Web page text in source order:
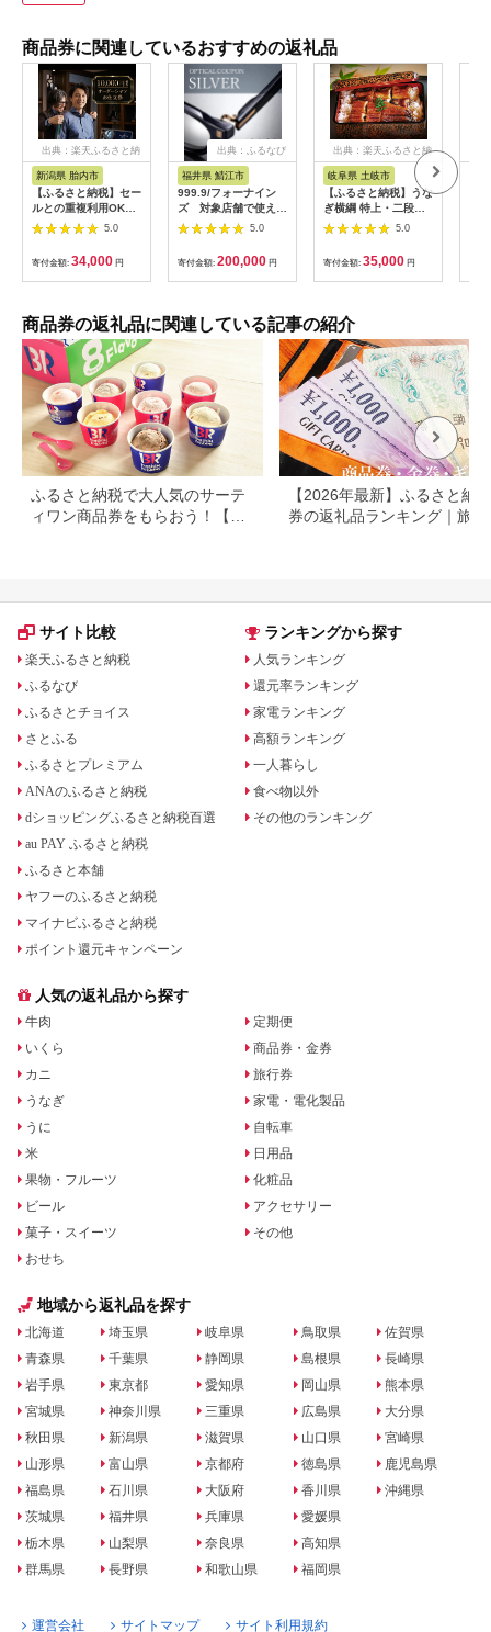
商品券に関連しているおすすめの返礼品
出典：楽天ふるさと納
新潟県 胎内市
【ふるさと納税】セー
ルとの重複利用OK
10,000円相当オーダ
ーシャツお仕立券【ビ
ッグヴィジョン】
5.0
寄付金額: 34,000 円
出典：ふるなび
福井県 鯖江市
999.9/フォーナイン
ズ 対象店舗で使える
眼鏡引換券（6万円相
当）Silver np m [N-
5.0
寄付金額: 200,000 円
出典：楽天ふるさと納
岐阜県 土岐市
【ふるさと納税】うな
ぎ横綱 特上・二段敷
うな重 ペア お食事券
/ 鰻 ご飯 チケット
[MFA001]
5.0
寄付金額: 35,000 円
商品券の返礼品に関連している記事の紹介
ふるさと納税で大人気のサーテ
ィワン商品券をもらおう！【静
【2026年最新】ふるさと納
券の返礼品ランキング｜旅行
サイト比較
楽天ふるさと納税
ふるなび
ふるさとチョイス
さとふる
ふるさとプレミアム
ANAのふるさと納税
dショッピングふるさと納税百選
au PAY ふるさと納税
ふるさと本舗
ヤフーのふるさと納税
マイナビふるさと納税
ポイント還元キャンペーン
ランキングから探す
人気ランキング
還元率ランキング
家電ランキング
高額ランキング
一人暮らし
食べ物以外
その他のランキング
人気の返礼品から探す
牛肉
いくら
カニ
うなぎ
うに
米
果物・フルーツ
ビール
菓子・スイーツ
おせち
定期便
商品券・金券
旅行券
家電・電化製品
自転車
日用品
化粧品
アクセサリー
その他
地域から返礼品を探す
北海道
青森県
岩手県
宮城県
秋田県
山形県
福島県
茨城県
栃木県
群馬県
埼玉県
千葉県
東京都
神奈川県
新潟県
富山県
石川県
福井県
山梨県
長野県
岐阜県
静岡県
愛知県
三重県
滋賀県
京都府
大阪府
兵庫県
奈良県
和歌山県
鳥取県
島根県
岡山県
広島県
山口県
徳島県
香川県
愛媛県
高知県
福岡県
佐賀県
長崎県
熊本県
大分県
宮崎県
鹿児島県
沖縄県
運営会社 サイトマップ サイト利用規約